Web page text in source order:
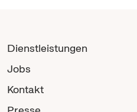
Dienstleistungen
Jobs
Kontakt